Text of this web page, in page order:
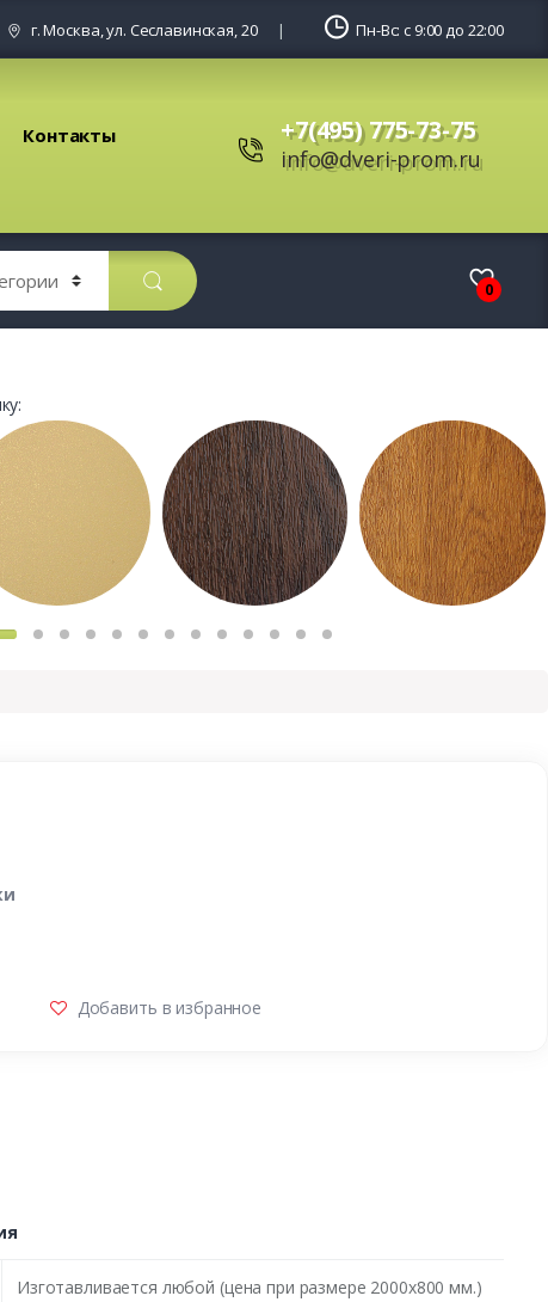
г. Москва, ул. Сеславинская, 20 Пн-Вс: с 9:00 до 22:00
Контакты +7(495) 775-73-75
info@dveri-prom.ru
0
Добавить в избранное
Изготавливается любой (цена при размере 2000x800 мм.)